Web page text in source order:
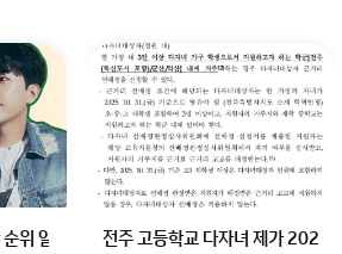
위 알고싶어요 임영웅 11월 브랜드평판에서
전주 고등학교 다자녀 제가 2027